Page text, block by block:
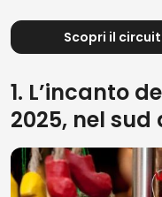
Scopri il
1. L’incanto
2025, nel